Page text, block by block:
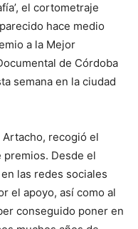
el cortometraje
hace medio
a la Mejor
de Córdoba
semana en la ciudad
recogió el
premios. Desde el
en las redes sociales
el apoyo, así como al
conseguido poner en